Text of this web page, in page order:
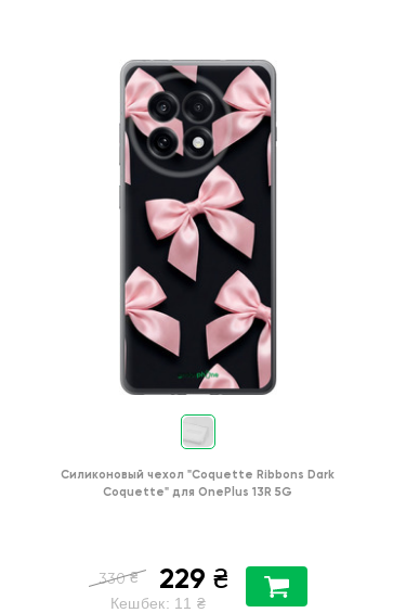
Силиконовый чехол "Coquette Ribbons Dark
Coquette" для OnePlus 13R 5G
330 ₴ 229 ₴
Кешбек: 11 ₴